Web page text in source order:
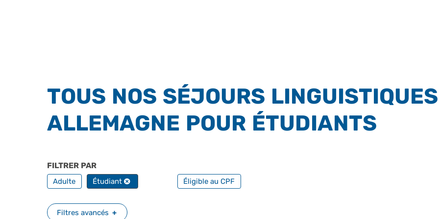
TOUS NOS SÉJOURS
ALLEMAGNE POUR ÉTUDIANTS
FILTRER PAR
Adulte Étudiant Éligible au CPF
Filtres avancés